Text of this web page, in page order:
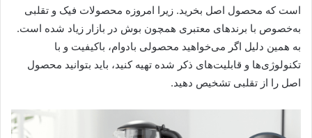
است که محصول اصل بخرید. زیرا امروزه محصولات فیک و تقلبی
به‌خصوص با برندهای معتبری همچون بوش در بازار زیاد شده است.
به همین دلیل اگر می‌خواهید محصولی بادوام، باکیفیت و با
تکنولوژی‌ها و قابلیت‌های ذکر شده تهیه کنید، باید بتوانید محصول
اصل را از تقلبی تشخیص دهید.